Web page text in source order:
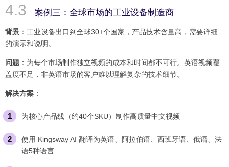
案例三：全球市场的工业设备制造商
背景 ：工业设备出口到全球30+个国家，产品技术含量高，需要详细
的演示和说明。
问题 ：为每个市场制作独立视频的成本和时间都不可行。英语视频覆
盖度不足，非英语市场的客户难以理解复杂的技术细节。
解决方案 ：
为核心产品线（约40个SKU）制作高质量中文视频
使用 Kingsway AI 翻译为英语、阿拉伯语、西班牙语、俄语、法
语5种语言